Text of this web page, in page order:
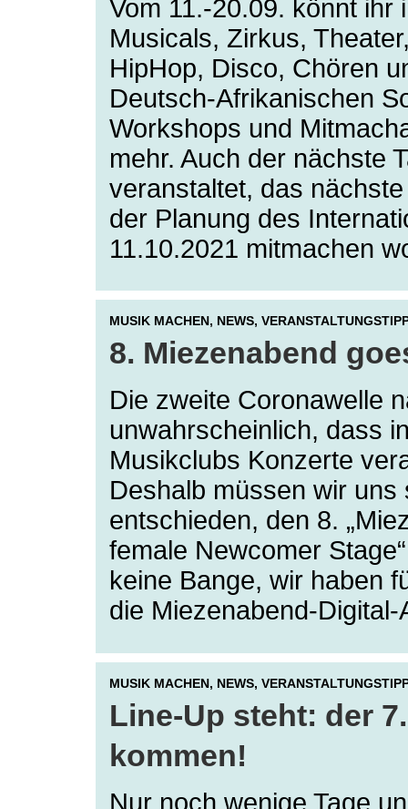
Vom 11.-20.09. könnt ihr
Musicals, Zirkus,
HipHop, Disco, Chören
Deutsch-Afrikanischen
Workshops und
mehr. Auch der nächste
veranstaltet, das
der Planung des
11.10.2021 mitmachen
MUSIK MACHEN, NEWS,
8. Miezenabend
Die zweite Coronawelle
unwahrscheinlich, dass
Musikclubs Konzerte
Deshalb müssen wir
entschieden, den 8.
female Newcomer
keine Bange, wir haben
die Miezenabend-
MUSIK MACHEN, NEWS,
Line-Up steht: der
kommen!
Nur noch wenige Tage